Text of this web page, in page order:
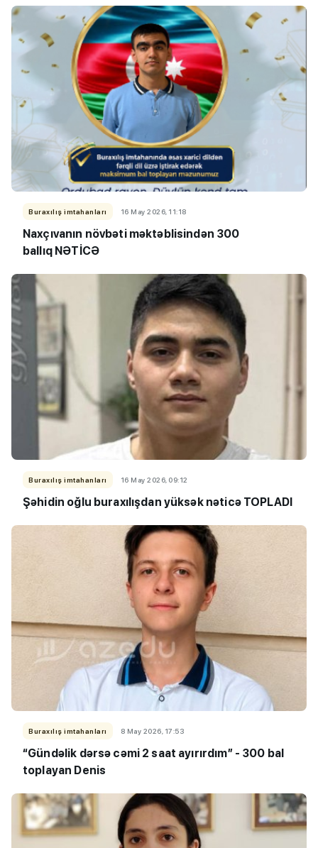
Buraxılış imtahanları 16 May 2026, 11:18
Naxçıvanın növbəti məktəblisindən 300
ballıq NƏTİCƏ
Buraxılış imtahanları 16 May 2026, 09:12
Şəhidin oğlu buraxılışdan yüksək nəticə TOPLADI
Buraxılış imtahanları 8 May 2026, 17:53
“Gündəlik dərsə cəmi 2 saat ayırırdım” - 300 bal
toplayan Denis